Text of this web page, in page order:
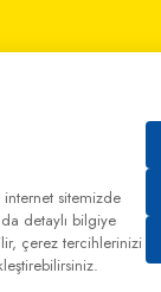
00Bize Yazın:
sitemizde
detaylı bilgiye
çerez tercihlerinizi